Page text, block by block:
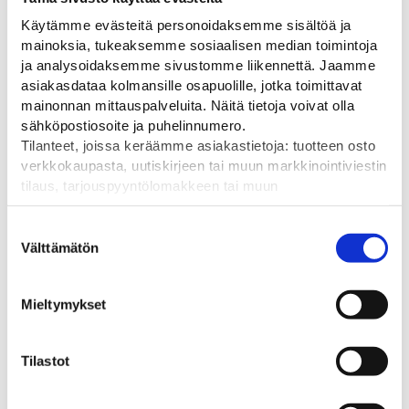
Käytämme evästeitä personoidaksemme sisältöä ja
mainoksia, tukeaksemme sosiaalisen median toimintoja
ja analysoidaksemme sivustomme liikennettä. Jaamme
asiakasdataa kolmansille osapuolille, jotka toimittavat
mainonnan mittauspalveluita. Näitä tietoja voivat olla
sähköpostiosoite ja puhelinnumero.
Tilanteet, joissa keräämme asiakastietoja: tuotteen osto
verkkokaupasta, uutiskirjeen tai muun markkinointiviestin
tilaus, tarjouspyyntölomakkeen tai muun
yhteydenottolomakkeen lähettäminen, käyttäjätilin
pyydetään erillinen suostumus tiedon käyttämiseen
markkinoinnissa. Hyväksymällä mainontaevästeet,
hyväksyt asiakasdatan jakamisen kolmansille osapuolille
mainonnan mittaamista varten.
valinta
Välttämätön
Mieltymykset
Tilastot
2 kg (kilogramma)
Koko
5000 x 1000 mm
Väri
Keltainen
Tutustu myös